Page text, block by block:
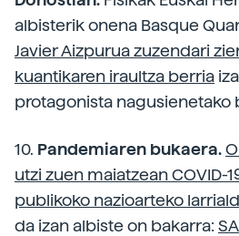
albisterik onena Basque
Javier Aizpurua zuzendari
kuantikaren iraultza berria
protagonista nagusienetako
10. Pandemiaren bukaera.
utzi zuen maiatzean COVID-
publikoko nazioarteko
da izan albiste on bakarra: